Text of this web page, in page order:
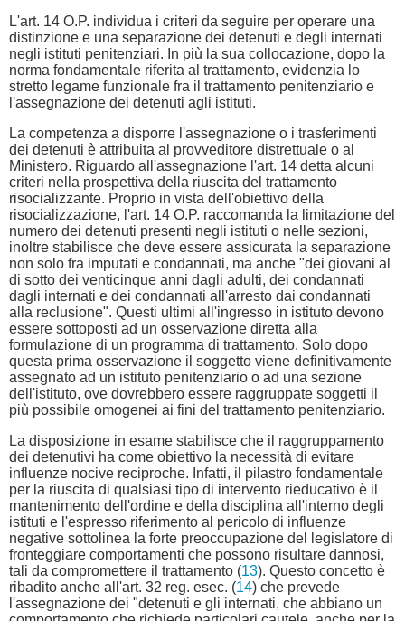
L'art. 14 O.P. individua i criteri da seguire per operare una
distinzione e una separazione dei detenuti e degli internati
negli istituti penitenziari. In più la sua collocazione, dopo la
norma fondamentale riferita al trattamento, evidenzia lo
stretto legame funzionale fra il trattamento penitenziario e
l'assegnazione dei detenuti agli istituti.
La competenza a disporre l'assegnazione o i trasferimenti
dei detenuti è attribuita al provveditore distrettuale o al
Ministero. Riguardo all'assegnazione l'art. 14 detta alcuni
criteri nella prospettiva della riuscita del trattamento
risocializzante. Proprio in vista dell'obiettivo della
risocializzazione, l'art. 14 O.P. raccomanda la limitazione del
numero dei detenuti presenti negli istituti o nelle sezioni,
inoltre stabilisce che deve essere assicurata la separazione
non solo fra imputati e condannati, ma anche "dei giovani al
di sotto dei venticinque anni dagli adulti, dei condannati
dagli internati e dei condannati all'arresto dai condannati
alla reclusione". Questi ultimi all'ingresso in istituto devono
essere sottoposti ad un osservazione diretta alla
formulazione di un programma di trattamento. Solo dopo
questa prima osservazione il soggetto viene definitivamente
assegnato ad un istituto penitenziario o ad una sezione
dell'istituto, ove dovrebbero essere raggruppate soggetti il
più possibile omogenei ai fini del trattamento penitenziario.
La disposizione in esame stabilisce che il raggruppamento
dei detenutivi ha come obiettivo la necessità di evitare
influenze nocive reciproche. Infatti, il pilastro fondamentale
per la riuscita di qualsiasi tipo di intervento rieducativo è il
mantenimento dell'ordine e della disciplina all'interno degli
istituti e l'espresso riferimento al pericolo di influenze
negative sottolinea la forte preoccupazione del legislatore di
fronteggiare comportamenti che possono risultare dannosi,
tali da compromettere il trattamento (13). Questo concetto è
ribadito anche all'art. 32 reg. esec. (14) che prevede
l'assegnazione dei "detenuti e gli internati, che abbiano un